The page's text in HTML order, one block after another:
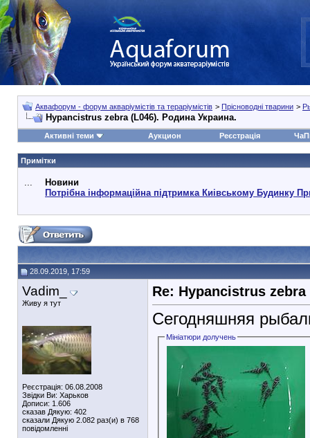
Аквафорум - форум акваріумістів та тераріумістів > Прісноводні тварини >
Hypancistrus zebra (L046). Родина Украина.
Активні теми Аукцион Реєстрація
Примітки
...
Новини
Потрібна інформаційна підтримка Киівському Будинку
28.09.2019, 17:59
Vadim_
Живу я тут
Реєстрація: 06.08.2008
Звідки Ви: Харьков
Дописи: 1.606
сказав Дякую: 402
сказали Дякую 2.082 раз(и) в 768
повідомленні
Re: Hypancistrus
Сегодняшняя
Мініатюри долучень